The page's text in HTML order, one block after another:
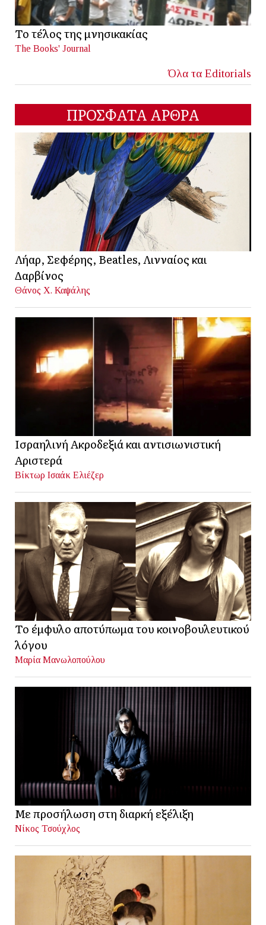
Το τέλος της μνησικακίας
The Books' Journal
Όλα τα Editorials
ΠΡΟΣΦΑΤΑ ΑΡΘΡΑ
Λήαρ, Σεφέρης, Beatles, Λινναίος και
Δαρβίνος
Θάνος Χ. Καψάλης
Ισραηλινή Ακροδεξιά και αντισιωνιστική
Αριστερά
Βίκτωρ Ισαάκ Ελιέζερ
Το έμφυλο αποτύπωμα του κοινοβουλευτικού
λόγου
Μαρία Μανωλοπούλου
Με προσήλωση στη διαρκή εξέλιξη
Νίκος Τσούχλος